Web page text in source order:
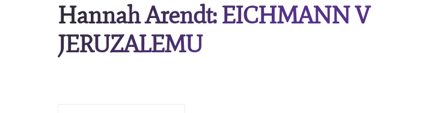
Hannah Arendt: EICHMANN V
JERUZALEMU